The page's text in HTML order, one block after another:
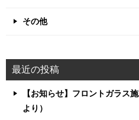
その他
最近の投稿
【お知らせ】フロントガラス
より）